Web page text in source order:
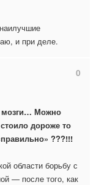
и при деле.
0
мозги… Можно
дороже то
???!!!
области борьбу с
— после того, как